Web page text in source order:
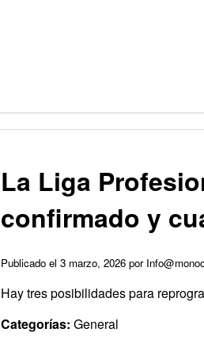
La Liga
confirmado y
Publicado el 3 marzo, 2026 por
Hay tres posibilidades para
Categorías: General